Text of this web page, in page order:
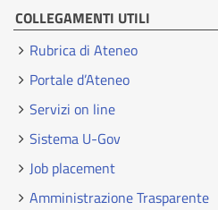
COLLEGAMENTI UTILI
Rubrica di Ateneo
Portale d’Ateneo
Servizi on line
Sistema U-Gov
Job placement
Amministrazione Trasparente